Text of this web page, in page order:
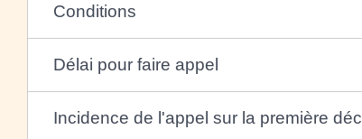
Conditions
Délai pour faire appel
Incidence de l'appel sur la première